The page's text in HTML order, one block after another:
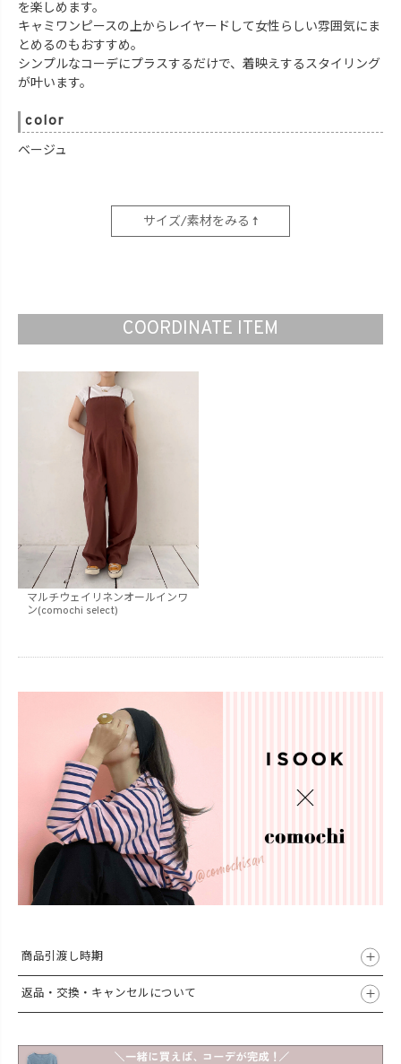
を楽しめます。
キャミワンピースの上からレイヤードして女性らしい雰囲気にま
とめるのもおすすめ。
シンプルなコーデにプラスするだけで、着映えするスタイリング
が叶います。
color
ベージュ
サイズ/素材をみる ↑
COORDINATE ITEM
マルチウェイリネンオールインワ
ン(comochi select)
商品引渡し時期
返品・交換・キャンセルについて